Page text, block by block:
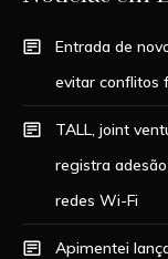
Entrada de
evitar conflitos
TALL, joint
registra
redes Wi-Fi
Apimentei